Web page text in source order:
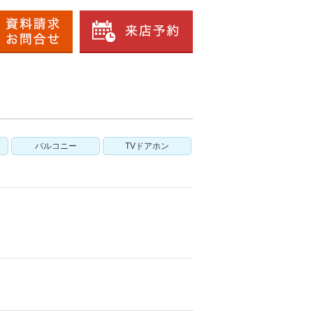
バルコニー TVドアホン